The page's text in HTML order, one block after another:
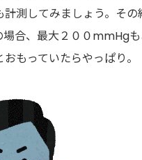
測してみましょう。そ
合、最大２００mmHg
もっていたらやっぱり。